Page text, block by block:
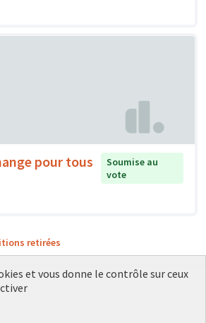
pour tous
Soumise au
vote
retirées
et vous donne le contrôle sur ceux